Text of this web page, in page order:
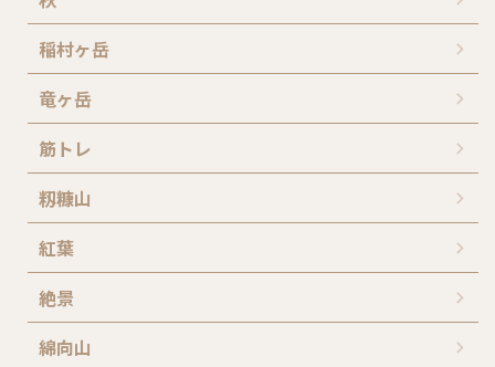
稲村ヶ岳
竜ヶ岳
筋トレ
籾糠山
紅葉
絶景
綿向山